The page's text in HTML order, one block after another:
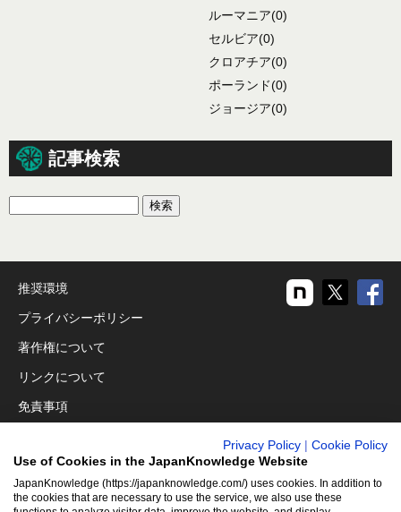
ルーマニア(0)
セルビア(0)
クロアチア(0)
ポーランド(0)
ジョージア(0)
記事検索
推奨環境
プライバシーポリシー
著作権について
リンクについて
免責事項
アクセシビリティ対応
クッキーポリシー
Privacy Policy
Cookie Policy
Use of Cookies in the JapanKnowledge Website
JapanKnowledge (https://japanknowledge.com/) uses cookies. In addition to
the cookies that are necessary to use the service, we also use these